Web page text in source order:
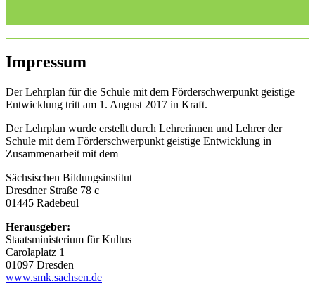
Impressum
Der Lehrplan für die Schule mit dem Förderschwerpunkt geistige
Entwicklung tritt am 1. August 2017 in Kraft.
Der Lehrplan wurde erstellt durch Lehrerinnen und Lehrer der
Schule mit dem Förderschwerpunkt geistige Entwicklung in
Zusammenarbeit mit dem
Sächsischen Bildungsinstitut
Dresdner Straße 78 c
01445 Radebeul
Herausgeber:
Staatsministerium für Kultus
Carolaplatz 1
01097 Dresden
www.smk.sachsen.de